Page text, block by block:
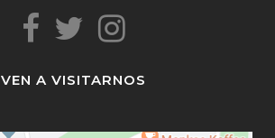
VEN A VISITARNOS